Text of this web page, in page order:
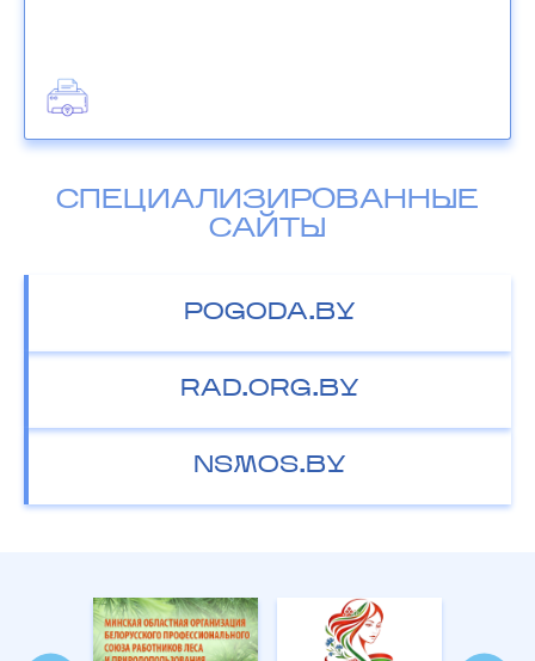
СПЕЦИАЛИЗИРОВАННЫЕ
САЙТЫ
POGODA.BY
RAD.ORG.BY
NSMOS.BY